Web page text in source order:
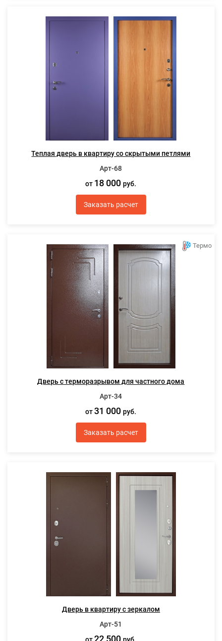
Теплая дверь в квартиру со скрытыми петлями
Арт-68
от 18 000руб.
Заказать расчет
Термо
Дверь с терморазрывом для частного дома
Арт-34
от31 000руб.
Заказать расчет
Дверь в квартиру с зеркалом
Арт-51
22 500